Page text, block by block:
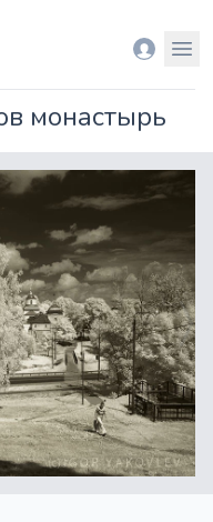
Вход
монастырь